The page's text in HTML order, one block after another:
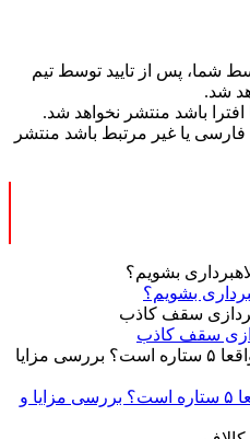
شما، پس از تایید توسط تیم
شد.
باشد منتشر نخواهد شد.
فارسی یا غیر مرتبط باشد منتشر
بشویم؟
سقف کاذب
آیا هتل نور حیات تهران واقعا ۵ ستاره است؟ بررسی مزایا و